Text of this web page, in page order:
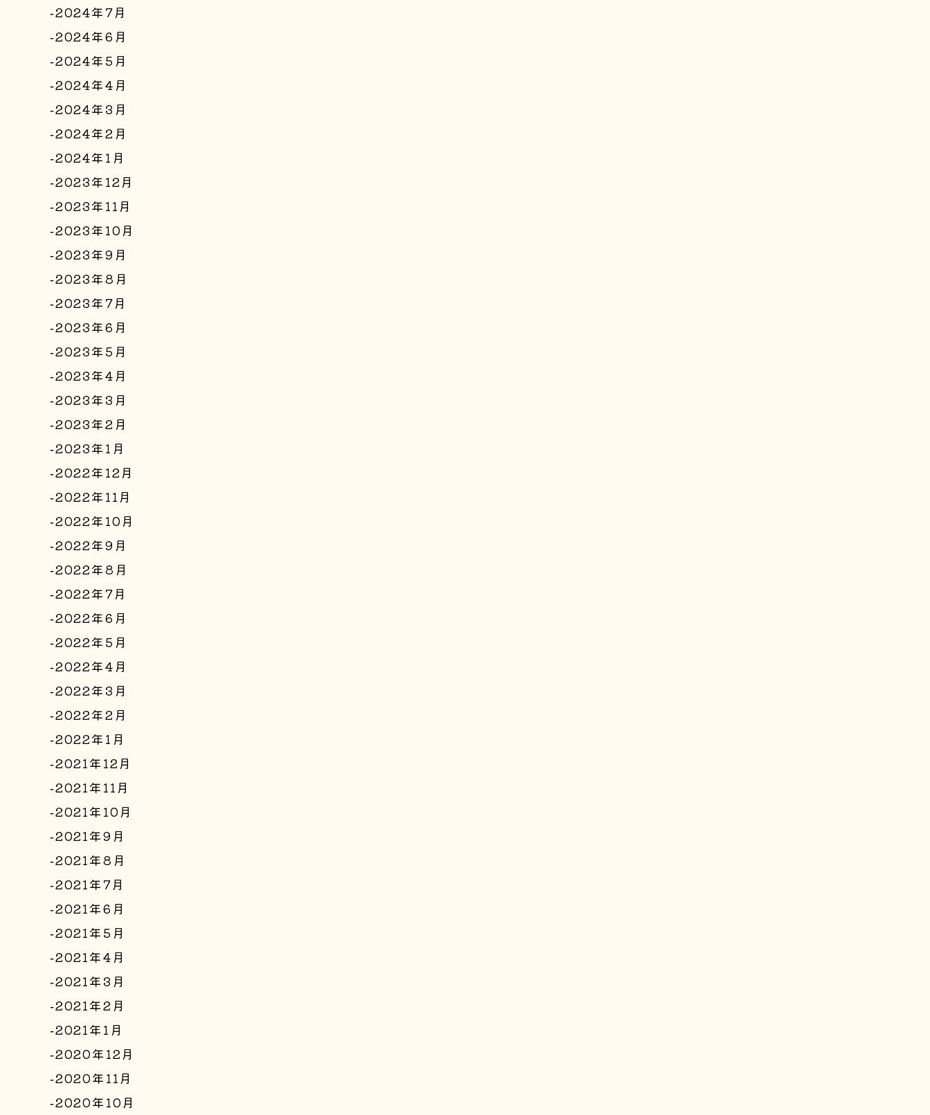
2024年7月
2024年6月
2024年5月
2024年4月
2024年3月
2024年2月
2024年1月
2023年12月
2023年11月
2023年10月
2023年9月
2023年8月
2023年7月
2023年6月
2023年5月
2023年4月
2023年3月
2023年2月
2023年1月
2022年12月
2022年11月
2022年10月
2022年9月
2022年8月
2022年7月
2022年6月
2022年5月
2022年4月
2022年3月
2022年2月
2022年1月
2021年12月
2021年11月
2021年10月
2021年9月
2021年8月
2021年7月
2021年6月
2021年5月
2021年4月
2021年3月
2021年2月
2021年1月
2020年12月
2020年11月
2020年10月